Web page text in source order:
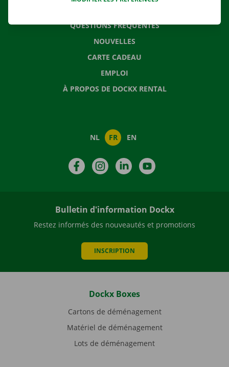
QUESTIONS FRÉQUENTES
NOUVELLES
CARTE CADEAU
EMPLOI
À PROPOS DE DOCKX RENTAL
NL FR EN
FacebookInstagramLinkedIn
Bulletin d'information Dockx
Restez informés des nouveautés et promotions
INSCRIPTION
Dockx Boxes
Cartons de déménagement
Matériel de déménagement
Lots de déménagement